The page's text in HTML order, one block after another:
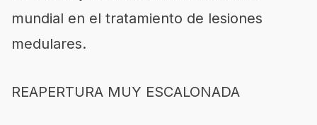
mundial en el tratamiento de lesiones
medulares.
REAPERTURA MUY ESCALONADA